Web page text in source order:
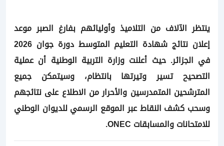
ينتظر الآلاف من التلاميذ وأوليائهم بفارغ الصبر موعد
إعلان نتائج شهادة التعليم المتوسط دورة جوان 2026
في الجزائر. حيث أعلنت وزارة التربية الوطنية أن عملية
التصحيح تسير وتيرتها بانتظام، وسيتمكن جميع
المترشحين المتمدرسين والأحرار من الاطلاع على نتائجهم
وسحب كشف النقاط عبر الموقع الرسمي للديوان الوطني
للامتحانات والمسابقات ONEC.